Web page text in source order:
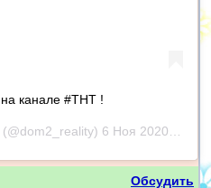
канале #ТНТ !
(@dom2_reality) 6 Ноя 2020 в 3:42 PST
Обсудить